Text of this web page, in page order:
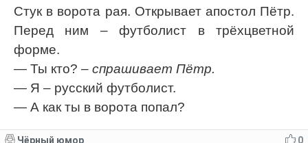
Стук в ворота рая. Открывает апостол Пётр.
Перед ним – футболист в трёхцветной
форме.
— Ты кто? – спрашивает Пётр.
— Я – русский футболист.
— А как ты в ворота попал?
0
Чёрный юмор